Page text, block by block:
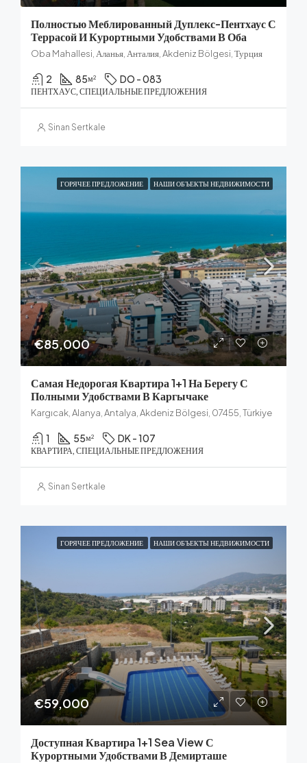
Полностью Меблированный Дуплекс-Пентхаус С
Террасой И Курортными Удобствами В Оба
Oba Mahallesi, Аланья, Анталия, Akdeniz Bölgesi, Турция
2 85м² DO - 083
ПЕНТХАУС, СПЕЦИАЛЬНЫЕ ПРЕДЛОЖЕНИЯ
Sinan Sertkale
ГОРЯЧЕЕ ПРЕДЛОЖЕНИЕ НАШИ ОБЪЕКТЫ НЕДВИЖИМОСТИ
€85,000
Самая Недорогая Квартира 1+1 На Берегу С
Полными Удобствами В Каргычаке
Kargıcak, Alanya, Antalya, Akdeniz Bölgesi, 07455, Türkiye
1 55м² DK - 107
КВАРТИРА, СПЕЦИАЛЬНЫЕ ПРЕДЛОЖЕНИЯ
Sinan Sertkale
ГОРЯЧЕЕ ПРЕДЛОЖЕНИЕ НАШИ ОБЪЕКТЫ НЕДВИЖИМОСТИ
€59,000
Доступная Квартира 1+1 Sea View С
Курортными Удобствами В Демирташе